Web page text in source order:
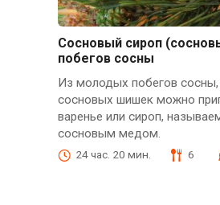
Сосновый сироп
побегов сосны
Из молодых побегов
сосновых шишек можно
варенье или сироп,
сосновым медом.
24 час. 20 мин. 6